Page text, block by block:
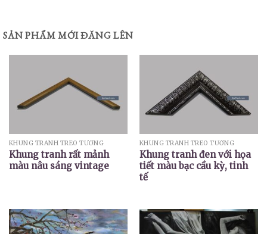
SẢN PHẨM MỚI ĐĂNG LÊN
KHUNG TRANH TREO TƯỜNG
Khung tranh rất mảnh
màu nâu sáng vintage
KHUNG TRANH TREO TƯỜNG
Khung tranh đen với họa
tiết màu bạc cầu kỳ, tinh
tế